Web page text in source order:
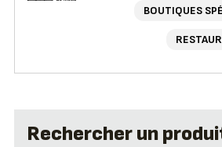
Rechercher un
BOUTIQUES